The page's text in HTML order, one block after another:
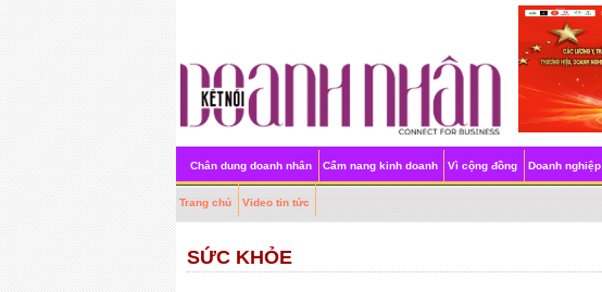
Chân dung doanh nhân Cẩm nang kinh doanh Vì cộng đồng Doanh nghiệp
Trang chủ Video tin tức
SỨC KHỎE